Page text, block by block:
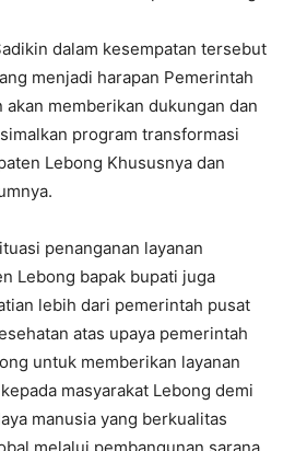
dalam kesempatan tersebut
menjadi harapan Pemerintah
akan memberikan dukungan dan
program transformasi
Lebong Khususnya dan
penanganan layanan
Lebong bapak bupati juga
lebih dari pemerintah pusat
atas upaya pemerintah
untuk memberikan layanan
masyarakat Lebong demi
manusia yang berkualitas